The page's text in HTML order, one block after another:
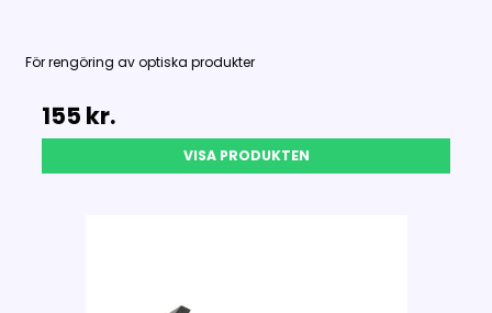
För rengöring av optiska produkter
155 kr.
VISA PRODUKTEN